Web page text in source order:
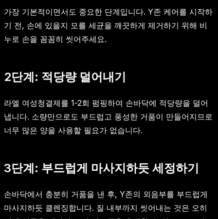
가장 기본적이면서도 중요한 단계입니다. Y존 케어를 시작하
기 전, 손에 있을지 모를 세균을 깨끗하게 제거하기 위해 비
누로 손을 꼼꼼히 씻어주세요.
2단계: 적당량 덜어내기
라엘 여성청결제를 1-2회 펌핑하여 손바닥에 적당량을 덜어
냅니다. 소량만으로도 부드럽고 풍성한 거품이 만들어지므로
너무 많은 양을 사용할 필요가 없습니다.
3단계: 부드럽게 마사지하듯 세정하기
손바닥에서 충분히 거품을 낸 후, Y존의 외음부를 부드럽게
마사지하듯 클렌징합니다. 질 내부까지 씻어내는 것은 오히